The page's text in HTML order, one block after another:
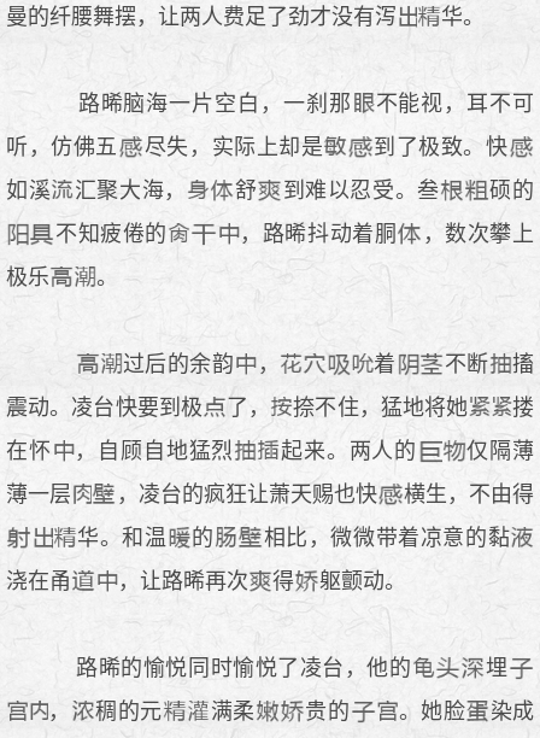
曼的纤腰舞摆，让两人费足了劲才没有泻
华。
路晞脑海一片空白，一刹那
不能视，耳不可
听，仿佛五
尽失，实际上却是
到了极致。快
如溪
汇聚大海， 舒 到难以忍受。叁
硕的
不知疲倦的
，路晞抖动着胴
，数次攀上
极乐
。
过后的余韵 ， 着 不断
搐
震动。凌台快要到极
了， 捺不住，猛地将她
搂
在怀
，自顾自地猛烈 起来。两人的
仅隔薄
薄一层
，凌台的疯狂让萧天赐也快
横生，不由得
华。和温
的
相比，微微带着凉意的黏
浇在甬
，让路晞再次 得 躯颤动。
路晞的愉悦同时愉悦了凌台，他的
埋
，
稠的元 满柔 贵的 。她脸
染成